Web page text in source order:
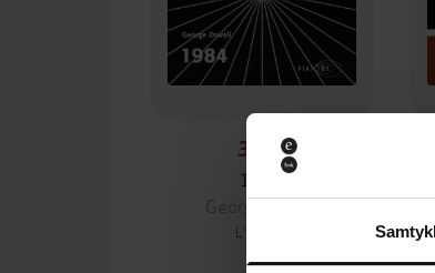
349,-
1984
George Orwell
LYDBOK